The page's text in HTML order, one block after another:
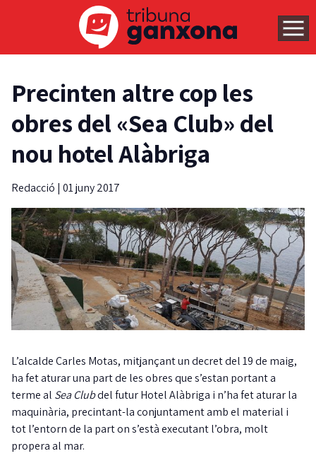
Precinten altre cop les
obres del «Sea Club» del
nou hotel Alàbriga
Redacció | 01 juny 2017
L’alcalde Carles Motas, mitjançant un decret del 19 de maig,
ha fet aturar una part de les obres que s’estan portant a
terme al Sea Clubdel futur Hotel Alàbriga i n’ha fet aturar la
maquinària, precintant-la conjuntament amb el material i
tot l’entorn de la part on s’està executant l’obra, molt
propera al mar.